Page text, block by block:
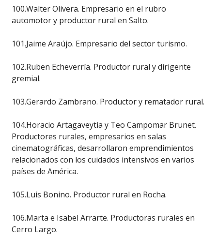
100.Walter Olivera. Empresario en el rubro
automotor y productor rural en Salto.
101.Jaime Araújo. Empresario del sector turismo.
102.Ruben Echeverría. Productor rural y dirigente
gremial.
103.Gerardo Zambrano. Productor y rematador rural.
104.Horacio Artagaveytia y Teo Campomar Brunet.
Productores rurales, empresarios en salas
cinematográficas, desarrollaron emprendimientos
relacionados con los cuidados intensivos en varios
países de América.
105.Luis Bonino. Productor rural en Rocha.
106.Marta e Isabel Arrarte. Productoras rurales en
Cerro Largo.